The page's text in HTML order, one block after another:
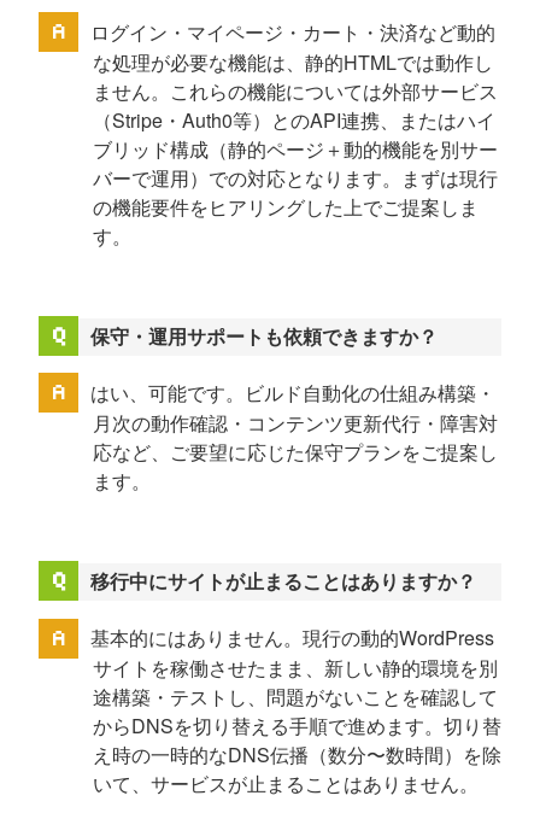
ログイン・マイページ・カート・決済など動的
な処理が必要な機能は、静的HTMLでは動作し
ません。これらの機能については外部サービス
（Stripe・Auth0等）とのAPI連携、またはハイ
ブリッド構成（静的ページ＋動的機能を別サー
バーで運用）での対応となります。まずは現行
の機能要件をヒアリングした上でご提案しま
す。
保守・運用サポートも依頼できますか？
はい、可能です。ビルド自動化の仕組み構築・
月次の動作確認・コンテンツ更新代行・障害対
応など、ご要望に応じた保守プランをご提案し
ます。
移行中にサイトが止まることはありますか？
基本的にはありません。現行の動的WordPress
サイトを稼働させたまま、新しい静的環境を別
途構築・テストし、問題がないことを確認して
からDNSを切り替える手順で進めます。切り替
え時の一時的なDNS伝播（数分〜数時間）を除
いて、サービスが止まることはありません。